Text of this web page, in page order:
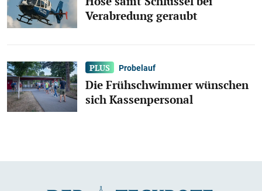
Verabredung geraubt
Probelauf
Die Frühschwimmer wünschen
sich Kassenpersonal